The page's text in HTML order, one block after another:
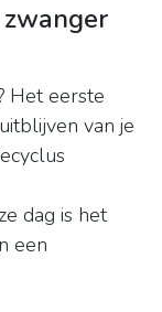
Het eerste
van je
dag is het
een